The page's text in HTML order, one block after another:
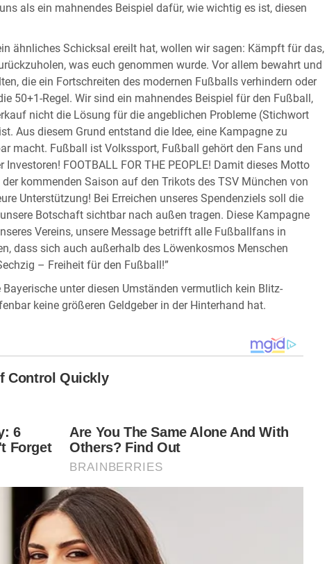
als ein mahnendes Beispiel dafür, wie wichtig es ist, diesen
ähnliches Schicksal ereilt hat, wollen wir sagen: Kämpft für das,
was euch genommen wurde. Vor allem bewahrt und
die ein Fortschreiten des modernen Fußballs verhindern oder
50+1-Regel. Wir sind ein mahnendes Beispiel für den Fußball,
nicht die Lösung für die angeblichen Probleme (Stichwort
Aus diesem Grund entstand die Idee, eine Kampagne zu
macht. Fußball ist Volkssport, Fußball gehört den Fans und
FOOTBALL FOR THE PEOPLE! Damit dieses Motto
kommenden Saison auf den Trikots des TSV München von
Unterstützung! Bei Erreichen unseres Spendenziels soll die
Botschaft sichtbar nach außen tragen. Diese Kampagne
Vereins, unsere Message betrifft alle Fußballfans in
dass sich auch außerhalb des Löwenkosmos Menschen
– Freiheit für den Fußball!”
unter diesen Umständen vermutlich kein Blitz-
keine größeren Geldgeber in der Hinterhand hat.